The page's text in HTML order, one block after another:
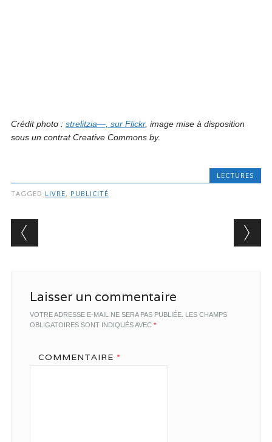
Crédit photo : strelitzia—, sur Flickr, image mise à disposition
sous un contrat Creative Commons by.
LECTURES
TAGGED LIVRE, PUBLICITÉ
Post navigation
Laisser un commentaire
VOTRE ADRESSE E-MAIL NE SERA PAS PUBLIÉE. LES CHAMPS
OBLIGATOIRES SONT INDIQUÉS AVEC *
COMMENTAIRE *